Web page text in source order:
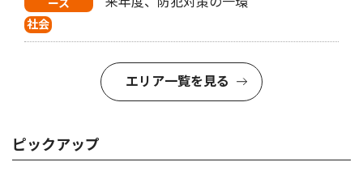
ース
社会
エリア一覧を見る
ピックアップ